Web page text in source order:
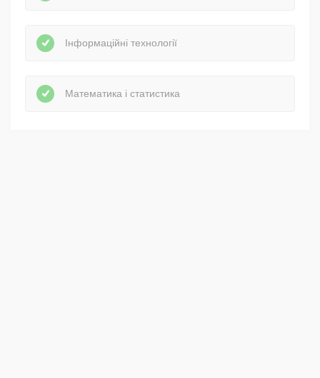
Інформаційні технології
Математика і статистика